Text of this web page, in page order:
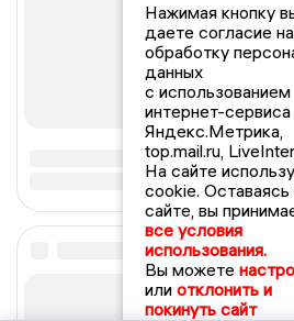
Нажимая кнопку
даете согласие на
обработку
данных
с использованием
интернет-сервиса
Яндекс.Метрика,
top.mail.ru,
На сайте
cookie. Оставаясь
сайте, вы
все условия
использования.
Вы можете
или отклонить и
покинуть сайт